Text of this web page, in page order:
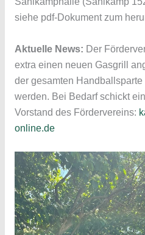
siehe pdf-Dokument zum
Aktuelle News: Der
extra einen neuen Gasgrill
der gesamten
werden. Bei Bedarf schickt
Vorstand des Fördervereins:
online.de